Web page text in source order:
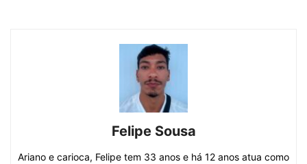
Felipe Sousa
Ariano e carioca, Felipe tem 33 anos e há 12 anos atua como